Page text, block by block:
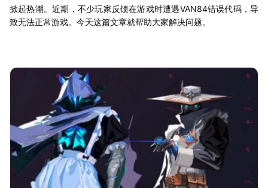
掀起热潮。近期，不少玩家反馈在游戏时遭遇VAN84错误代码，导
致无法正常游戏。今天这篇文章就帮助大家解决问题。